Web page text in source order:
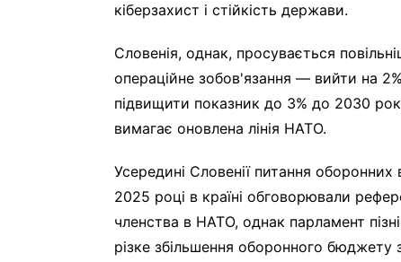
кіберзахист і стійкість держави.
Словенія, однак, просувається
операційне зобов'язання — вийти на
підвищити показник до 3% до 2030
вимагає оновлена лінія НАТО.
Усередині Словенії питання
2025 році в країні обговорювали
членства в НАТО, однак парламент
різке збільшення оборонного